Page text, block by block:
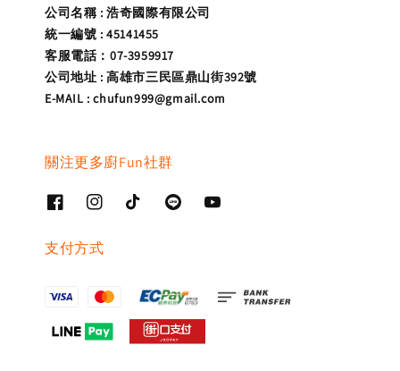
公司名稱 : 浩奇國際有限公司
統一編號 : 45141455
客服電話：07-3959917
公司地址 : 高雄市三民區鼎山街392號
E-MAIL : chufun999@gmail.com
關注更多廚Fun社群
支付方式